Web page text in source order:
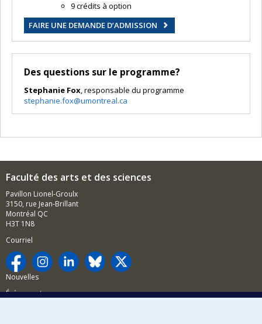
9 crédits à option
FAIRE UNE DEMANDE D’ADMISSION
Des questions sur le programme?
Stephanie Fox , responsable du programme
stephanie.fox@umontreal.ca
Faculté des arts et des sciences
Pavillon Lionel-Groulx
3150, rue Jean-Brillant
Montréal QC
H3T 1N8
Courriel
Nouvelles
Événements